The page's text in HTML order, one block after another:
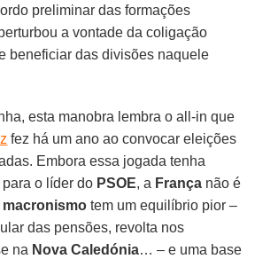
preliminar das formações
a vontade da coligação
beneficiar das divisões naquele
esta manobra lembra o all-in que
fez há um ano ao convocar eleições
Embora essa jogada tenha
o líder do PSOE, a França não é
macronismo tem um equilíbrio pior –
das pensões, revolta nos
na Nova Caledónia… – e uma base